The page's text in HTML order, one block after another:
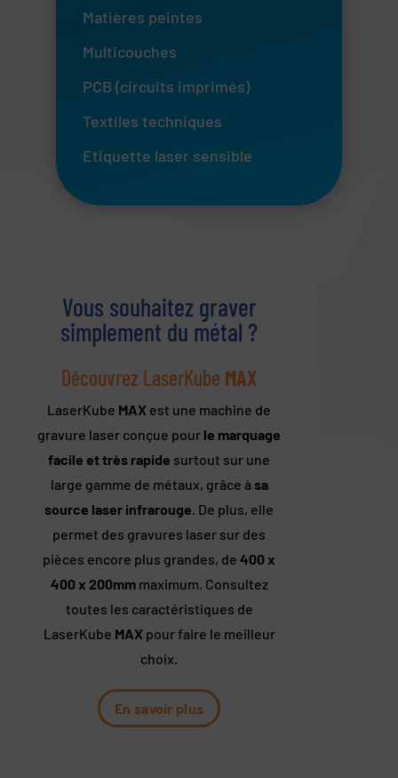
Matières peintes
Multicouches
PCB (circuits imprimés)
Textiles techniques
Etiquette laser sensible
Vous souhaitez graver
simplement du métal ?
Découvrez LaserKube MAX
LaserKube MAX est une machine de
gravure laser conçue pour le marquage
facile et très rapide surtout sur une
large gamme de métaux, grâce à sa
source laser infrarouge. De plus, elle
permet des gravures laser sur des
pièces encore plus grandes, de400 x
400 x 200mmmaximum. Consultez
toutes les caractéristiques de
LaserKube MAXpour faire le meilleur
choix.
En savoir plus